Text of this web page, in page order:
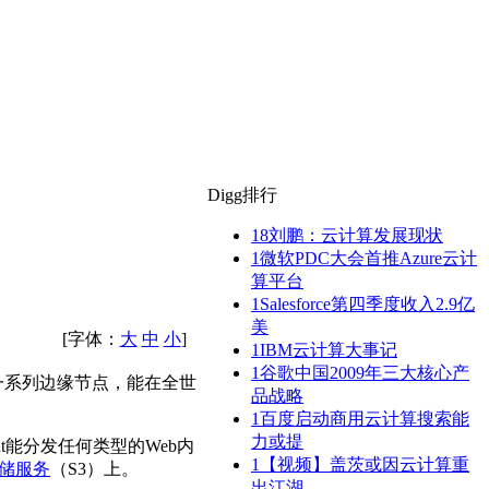
[字体： 大 中 小]
列边缘节点，能在全世
分发任何类型的Web内
服务 （S3）上。
Digg排行
18刘鹏：云计算发展现状
1微软PDC大会首推Azure云计
算平台
1 Salesforce第四季度收入2.9亿
美
1IBM云计算大事记
1谷歌中国2009年三大核心产
品战略
1百度启动商用云计算搜索能
力或提
1
【视频】盖茨或因云计算重